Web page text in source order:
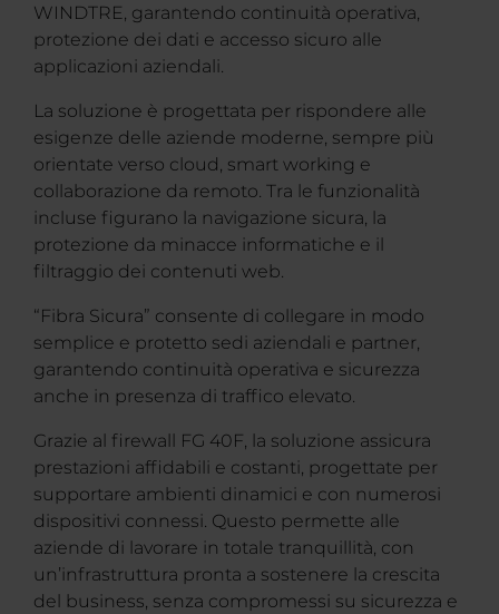
WINDTRE, garantendo continuità operativa,
protezione dei dati e accesso sicuro alle
applicazioni aziendali.
La soluzione è progettata per rispondere alle
esigenze delle aziende moderne, sempre più
orientate verso cloud, smart working e
collaborazione da remoto. Tra le funzionalità
incluse figurano la navigazione sicura, la
protezione da minacce informatiche e il
filtraggio dei contenuti web.
“Fibra Sicura” consente di collegare in modo
semplice e protetto sedi aziendali e partner,
garantendo continuità operativa e sicurezza
anche in presenza di traffico elevato.
Grazie al firewall FG 40F, la soluzione assicura
prestazioni affidabili e costanti, progettate per
supportare ambienti dinamici e con numerosi
dispositivi connessi. Questo permette alle
aziende di lavorare in totale tranquillità, con
un’infrastruttura pronta a sostenere la crescita
del business, senza compromessi su sicurezza e